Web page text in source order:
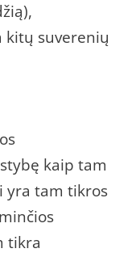
suverenių
kaip tam
yra tam tikros
tikra